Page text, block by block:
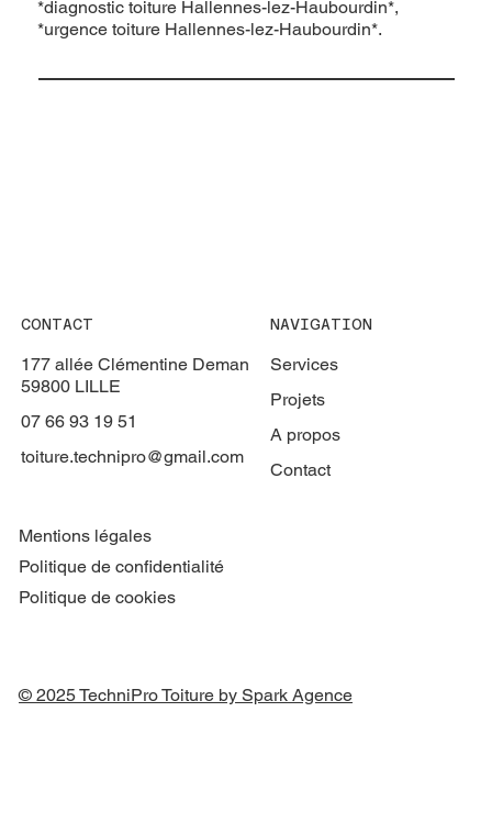
*diagnostic toiture Hallennes-lez-Haubourdin*,
*urgence toiture Hallennes-lez-Haubourdin*.
CONTACT
177 allée Clémentine Deman
59800 LILLE
07 66 93 19 51
toiture.technipro@gmail.com
NAVIGATION
Services
Projets
A propos
Contact
Mentions légales
Politique de confidentialité
Politique de cookies
© 2025 TechniPro Toiture by Spark Agence